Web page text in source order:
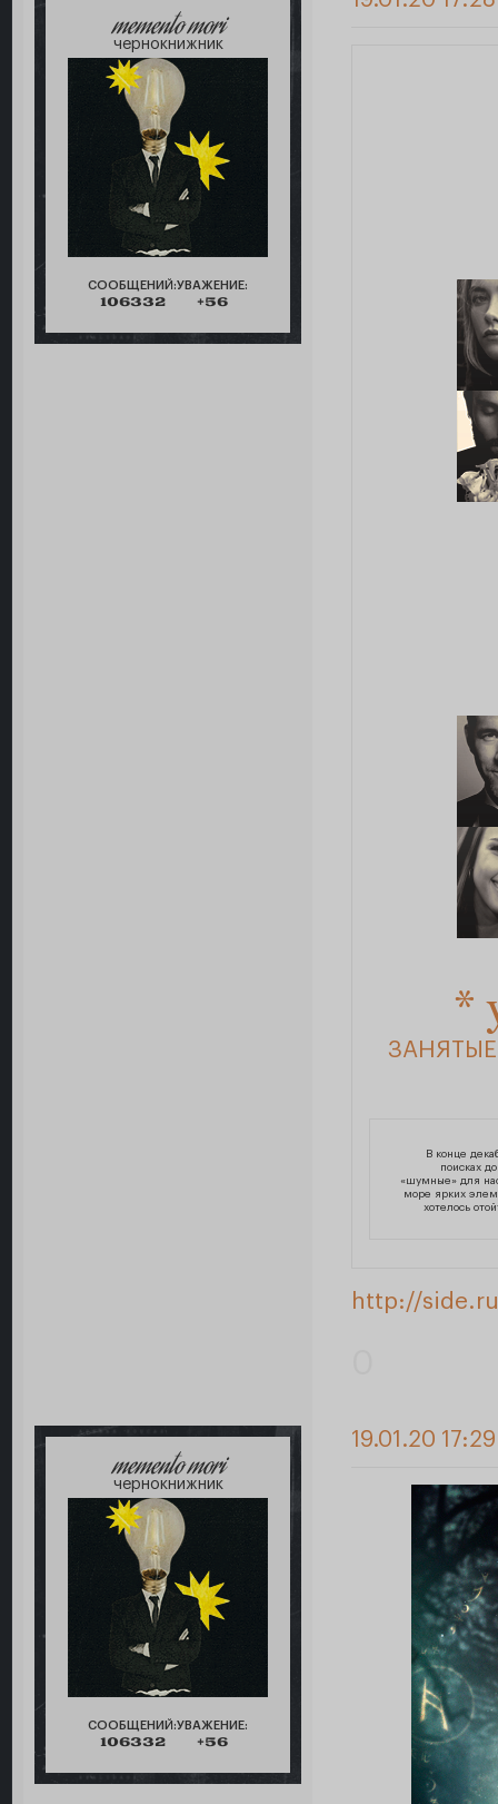
memento mori
чернокнижник
СООБЩЕНИЙ:
106332
УВАЖЕНИЕ:
+56
*
В конце
поисках
«шумные» для
море ярких
хотелось
http://
memento mori
чернокнижник
СООБЩЕНИЙ:
106332
УВАЖЕНИЕ:
+56
19.01.20